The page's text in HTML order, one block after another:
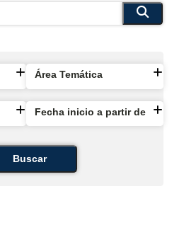
Área Temática
Fecha inicio a partir de
Buscar